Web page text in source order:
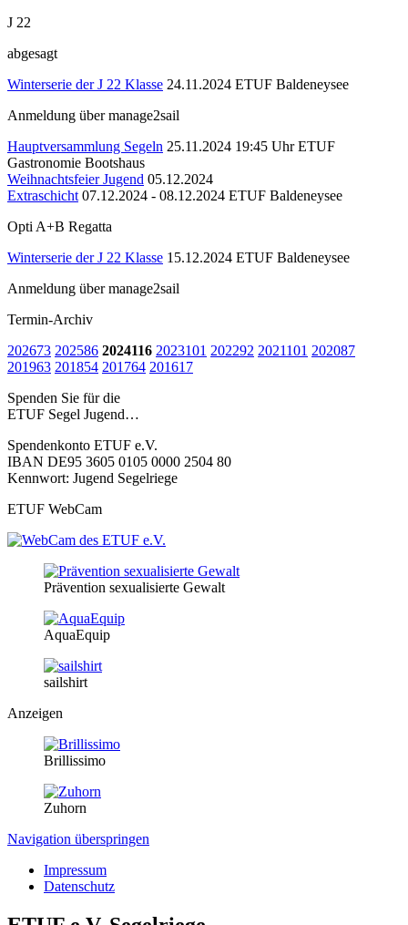
J 22
abgesagt
Winterserie der J 22 Klasse 24.11.2024 ETUF Baldeneysee
Anmeldung über manage2sail
Hauptversammlung Segeln 25.11.2024 19:45 Uhr ETUF
Gastronomie Bootshaus
Weihnachtsfeier Jugend 05.12.2024
Extraschicht 07.12.2024 - 08.12.2024 ETUF Baldeneysee
Opti A+B Regatta
Winterserie der J 22 Klasse 15.12.2024 ETUF Baldeneysee
Anmeldung über manage2sail
Termin-Archiv
202673 202586 2024116 2023101 202292 2021101 202087
201963 201854 201764 201617
Spenden Sie für die
ETUF Segel Jugend…
Spendenkonto ETUF e.V.
IBAN DE95 3605 0105 0000 2504 80
Kennwort: Jugend Segelriege
ETUF WebCam
Prävention sexualisierte Gewalt
AquaEquip
sailshirt
Anzeigen
Brillissimo
Zuhorn
Navigation überspringen
Impressum
Datenschutz